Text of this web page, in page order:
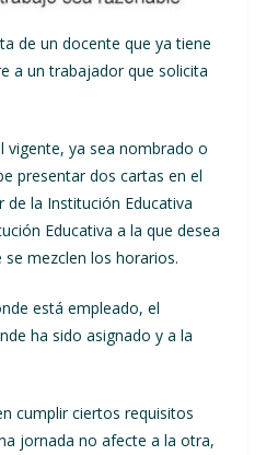
de un docente que ya tiene
a un trabajador que solicita
vigente, ya sea nombrado o
presentar dos cartas en el
la Institución Educativa
Educativa a la que desea
mezclen los horarios.
está empleado, el
ha sido asignado y a la
cumplir ciertos requisitos
jornada no afecte a la otra,